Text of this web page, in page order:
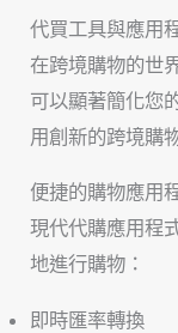
代買工具與應用
在跨境購物的世
可以顯著簡化您
用創新的跨境購
便捷的購物應用
現代代購應用程
地進行購物：
即時匯率轉換